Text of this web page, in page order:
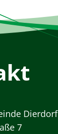
Dierdorf
7